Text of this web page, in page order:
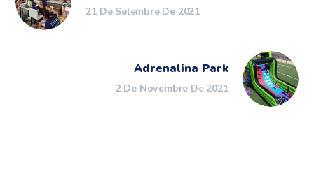
21 De Setembre De 2021
Adrenalina Park
2 De Novembre De 2021